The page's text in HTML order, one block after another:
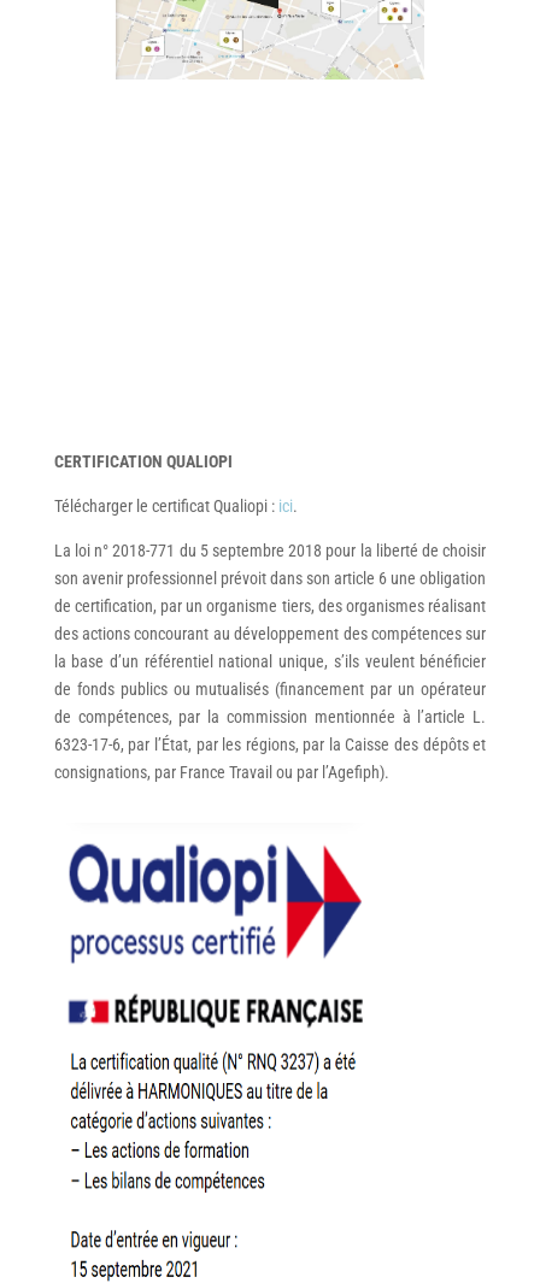
CERTIFICATION QUALIOPI
Télécharger le certificat Qualiopi : ici.
La loi n° 2018-771 du 5 septembre 2018 pour la liberté de choisir
son avenir professionnel prévoit dans son article 6 une obligation
de certification, par un organisme tiers, des organismes réalisant
des actions concourant au développement des compétences sur
la base d’un référentiel national unique, s’ils veulent bénéficier
de fonds publics ou mutualisés (financement par un opérateur
de compétences, par la commission mentionnée à l’article L.
6323-17-6, par l’État, par les régions, par la Caisse des dépôts et
consignations, par France Travail ou par l’Agefiph).